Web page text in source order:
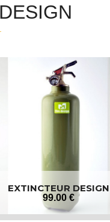
EXTINCTEUR DESIGN
GRAPHIQUE
99.00 €